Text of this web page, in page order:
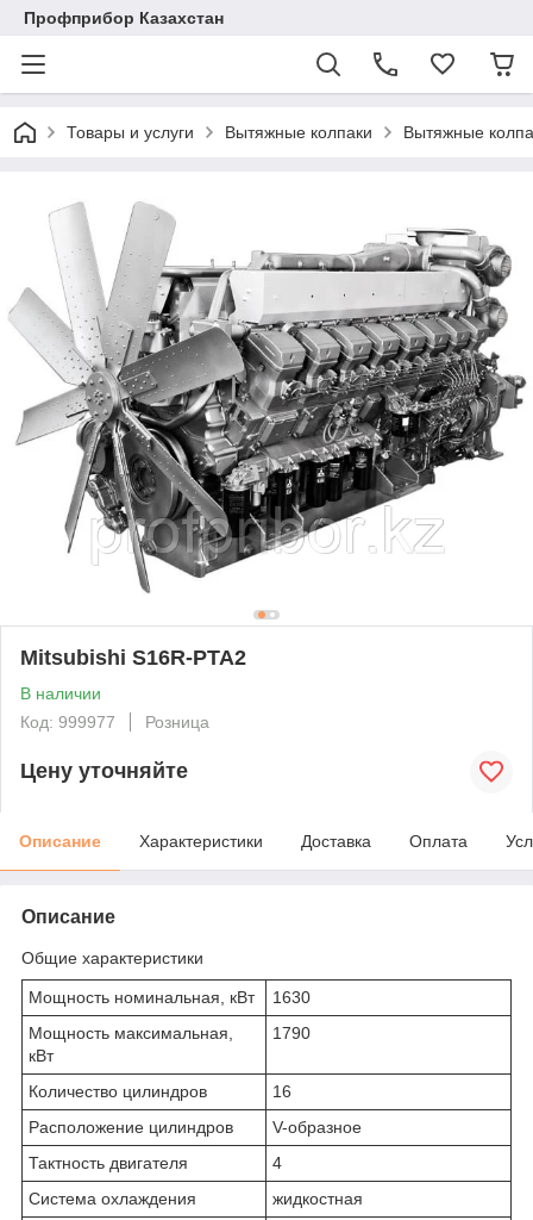
Профприбор Казахстан
Товары и услуги Вытяжные колпаки Вытяжные
Mitsubishi S16R-PTA2
В наличии
Код: 999977
Розница
Цену уточняйте
Описание Характеристики Доставка Оплата
Описание
Общие характеристики
Мощность номинальная, кВт
1630
Мощность максимальная,
кВт
1790
Количество цилиндров
16
Расположение цилиндров
V-образное
Тактность двигателя
4
Система охлаждения
жидкостная